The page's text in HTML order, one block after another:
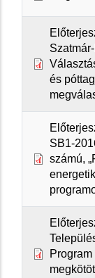
és
SB1-
számú,